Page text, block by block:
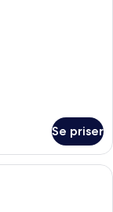
Se priser
en stol og et lille